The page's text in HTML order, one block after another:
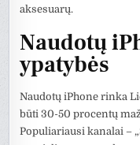
aksesuarų.
Naudotų
ypatybės
Naudotų iPhone rinka
būti 30-50 procentų
Populiariausi kanalai –